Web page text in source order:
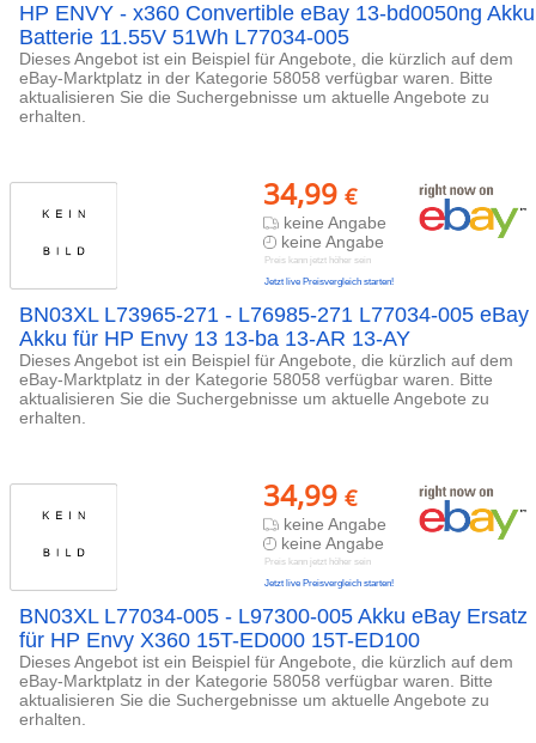
HP ENVY - x360 Convertible eBay 13-bd0050ng Akku
Batterie 11.55V 51Wh L77034-005
Dieses Angebot ist ein Beispiel für Angebote, die kürzlich auf dem
eBay-Marktplatz in der Kategorie 58058 verfügbar waren. Bitte
aktualisieren Sie die Suchergebnisse um aktuelle Angebote zu
erhalten.
34,99 €
keine Angabe
keine Angabe
Preis kann jetzt höher sein
Jetzt live Preisvergleich starten!
BN03XL L73965-271 - L76985-271 L77034-005 eBay
Akku für HP Envy 13 13-ba 13-AR 13-AY
Dieses Angebot ist ein Beispiel für Angebote, die kürzlich auf dem
eBay-Marktplatz in der Kategorie 58058 verfügbar waren. Bitte
aktualisieren Sie die Suchergebnisse um aktuelle Angebote zu
erhalten.
34,99 €
keine Angabe
keine Angabe
Preis kann jetzt höher sein
Jetzt live Preisvergleich starten!
BN03XL L77034-005 - L97300-005 Akku eBay Ersatz
für HP Envy X360 15T-ED000 15T-ED100
Dieses Angebot ist ein Beispiel für Angebote, die kürzlich auf dem
eBay-Marktplatz in der Kategorie 58058 verfügbar waren. Bitte
aktualisieren Sie die Suchergebnisse um aktuelle Angebote zu
erhalten.